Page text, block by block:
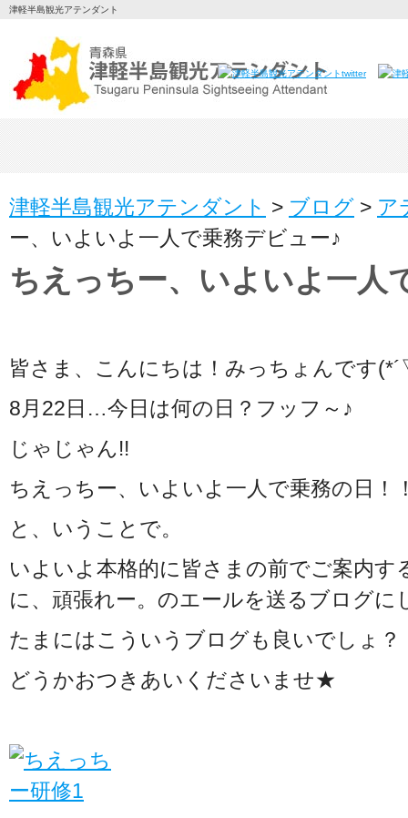
津軽半島観光アテンダント
津軽半島観光アテンダント > ブログ > ア
ー、いよいよ一人で乗務デビュー♪
ちえっちー、いよいよ一人
皆さま、こんにちは！みっちょんです
8月22日…今日は何の日？フッフ～♪
じゃじゃん!!
ちえっちー、いよいよ一人で乗務の日！
と、いうことで。
いよいよ本格的に皆さまの前でご案内
に、頑張れー。のエールを送るブログに
たまにはこういうブログも良いでしょ？
どうかおつきあいくださいませ★